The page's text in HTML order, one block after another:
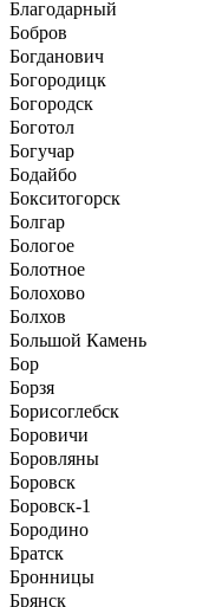
Благодарный
Бобров
Богданович
Богородицк
Богородск
Боготол
Богучар
Бодайбо
Бокситогорск
Болгар
Бологое
Болотное
Болохово
Болхов
Большой Камень
Бор
Борзя
Борисоглебск
Боровичи
Боровляны
Боровск
Боровск-1
Бородино
Братск
Бронницы
Брянск